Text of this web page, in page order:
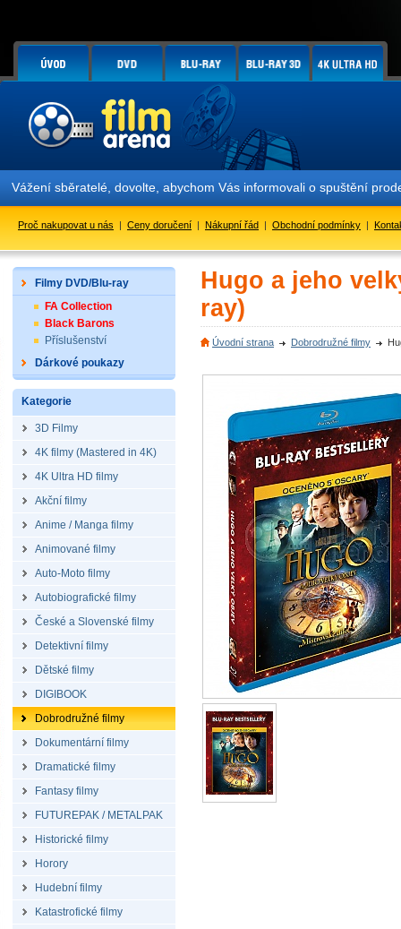
sběratelé, dovolte, abychom Vás informovali o spuštění prodeje
Proč nakupovat u nás | Ceny doručení | Nákupní řád | Obchodní podmínky |
Filmy DVD/Blu-ray
FA Collection
Black Barons
Příslušenství
Dárkové poukazy
Kategorie
3D Filmy
4K filmy (Mastered in 4K)
4K Ultra HD filmy
Akční filmy
Anime / Manga filmy
Animované filmy
Auto-Moto filmy
Autobiografické filmy
České a Slovenské filmy
Detektivní filmy
Dětské filmy
DIGIBOOK
Dobrodružné filmy
Dokumentární filmy
Dramatické filmy
Fantasy filmy
FUTUREPAK / METALPAK
Historické filmy
Horory
Hudební filmy
Katastrofické filmy
Hugo a jeho
ray)
Úvodní strana Dobrodružné filmy